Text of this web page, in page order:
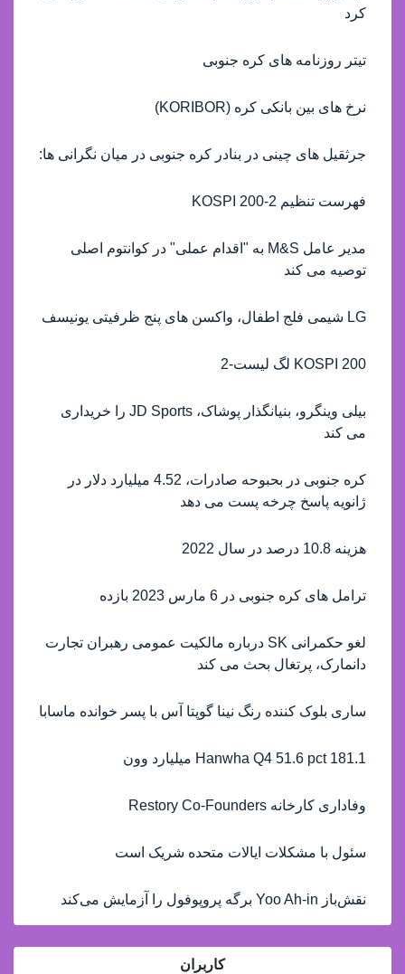
کرد
تیتر روزنامه های کره جنوبی
نرخ های بین بانکی کره (KORIBOR)
جرثقیل های چینی در بنادر کره جنوبی در میان نگرانی ها:
فهرست تنظیم KOSPI 200-2
مدیر عامل M&S به "اقدام عملی" در کوانتوم اصلی
توصیه می کند
LG شیمی فلج اطفال، واکسن های پنج ظرفیتی یونیسف
KOSPI 200 لگ لیست-2
بیلی وینگرو، بنیانگذار پوشاک، JD Sports را خریداری
می کند
کره جنوبی در بحبوحه صادرات، 4.52 میلیارد دلار در
ژانویه پاسخ چرخه پست می دهد
هزینه 10.8 درصد در سال 2022
ترامل های کره جنوبی در 6 مارس 2023 بازده
لغو حکمرانی SK درباره مالکیت عمومی رهبران تجارت
دانمارک، پرتغال بحث می کند
ساری بلوک کننده رنگ نینا گوپتا آس با پسر خوانده ماسابا
Hanwha Q4 51.6 pct 181.1 میلیارد وون
وفاداری کارخانه Restory Co-Founders
سئول با مشکلات ایالات متحده شریک است
نقش‌باز Yoo Ah-in برگه پروپوفول را آزمایش می‌کند
کاربران